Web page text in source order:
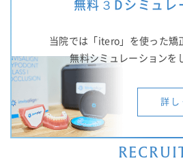
無料３Dシミュレ
当院では「itero」を使った矯
無料シミュレーションを
詳し